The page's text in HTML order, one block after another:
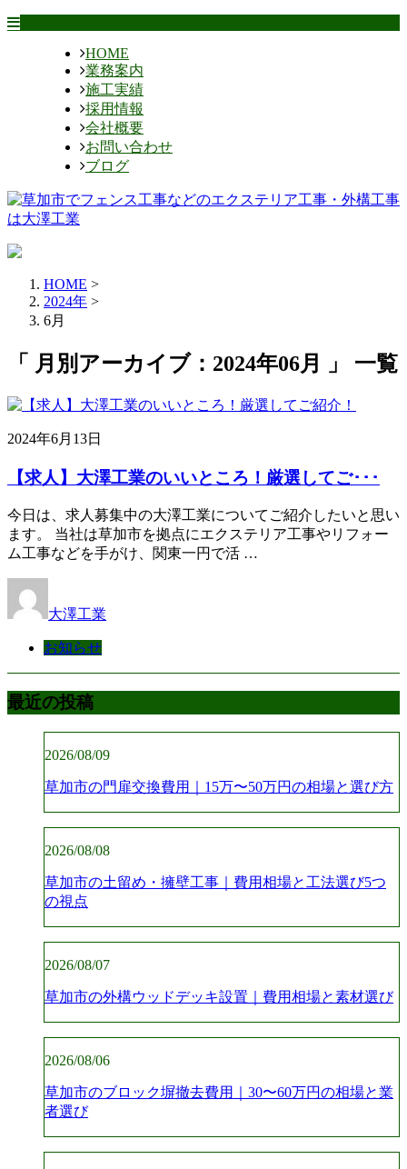
HOME
業務案内
施工実績
採用情報
会社概要
お問い合わせ
ブログ
HOME >
2024年 >
6月
「 月別アーカイブ：2024年06月 」 一覧
2024年6月13日
【求人】大澤工業のいいところ！厳選してご･･･
今日は、求人募集中の大澤工業についてご紹介したいと思い
ます。 当社は草加市を拠点にエクステリア工事やリフォー
ム工事などを手がけ、関東一円で活 …
大澤工業
お知らせ
最近の投稿
2026/08/09
草加市の門扉交換費用｜15万〜50万円の相場と選び方
2026/08/08
草加市の土留め・擁壁工事｜費用相場と工法選び5つ
の視点
2026/08/07
草加市の外構ウッドデッキ設置｜費用相場と素材選び
2026/08/06
草加市のブロック塀撤去費用｜30〜60万円の相場と業
者選び